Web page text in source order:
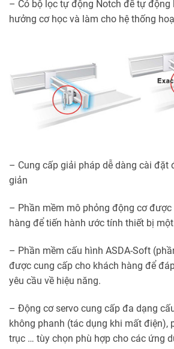
– Có bộ lọc tự động Notch để tự động
hưởng cơ học và làm cho hệ thống
– Cung cấp giải pháp dễ dàng cài đặt
giản
– Phần mềm mô phỏng động cơ
hàng để tiến hành ước tính thiết bị
– Phần mềm cấu hình ASDA-Soft
được cung cấp cho khách hàng để
yêu cầu về hiệu năng.
– Động cơ servo cung cấp đa dạng
không phanh (tác dụng khi mất điện),
trục … tùy chọn phù hợp cho các ứng